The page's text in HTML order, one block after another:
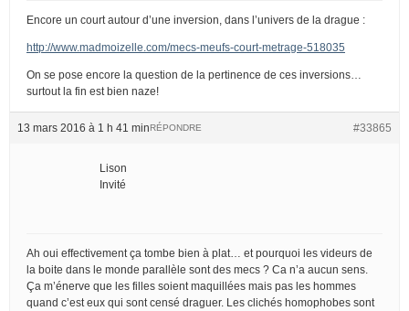
Encore un court autour d’une inversion, dans l’univers de la drague :
http://www.madmoizelle.com/mecs-meufs-court-metrage-518035
On se pose encore la question de la pertinence de ces inversions…
surtout la fin est bien naze!
13 mars 2016 à 1 h 41 min #33865
RÉPONDRE
Lison
Invité
Ah oui effectivement ça tombe bien à plat… et pourquoi les videurs de
la boite dans le monde parallèle sont des mecs ? Ca n’a aucun sens.
Ça m’énerve que les filles soient maquillées mais pas les hommes
quand c’est eux qui sont censé draguer. Les clichés homophobes sont